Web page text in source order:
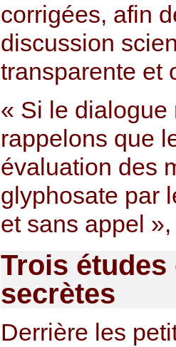
corrigées, afin
discussion
transparente et
« Si le dialogue
rappelons que
évaluation des
glyphosate par
et sans appel
Trois
secrètes
Derrière les